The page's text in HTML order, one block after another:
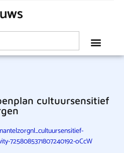
cultuursensitief
7258085371807240192-oCcW